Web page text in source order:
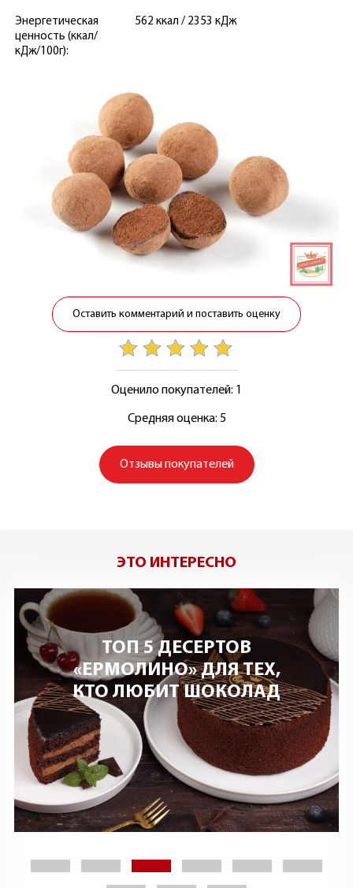
Энергетическая
ценность (ккал/
кДж/100г):
562 ккал / 2353 кДж
Оставить комментарий и поставить оценку
Оценило покупателей: 1
Средняя оценка: 5
Отзывы покупателей
ЭТО ИНТЕРЕСНО
ТОП 5 ДЕСЕРТОВ
«ЕРМОЛИНО» ДЛЯ ТЕХ,
КТО ЛЮБИТ ШОКОЛАД